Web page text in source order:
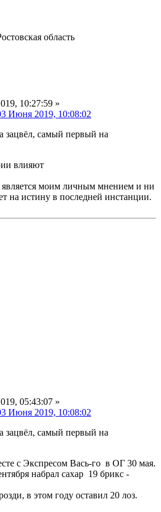
область
10:27:59 »
Июня 2019, 10:08:02
зацвёл, самый первый на
влияют
моим личным мнением и ни
на истину в последней инстанции.
05:43:07 »
Июня 2019, 10:08:02
зацвёл, самый первый на
с Экспресом Вась-го в ОГ 30 мая.
набрал сахар 19 брикс -
в этом году оставил 20 лоз.